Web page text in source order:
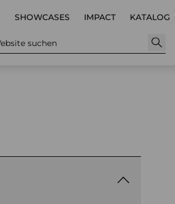
SHOWCASES IMPACT KATALOG
suchen